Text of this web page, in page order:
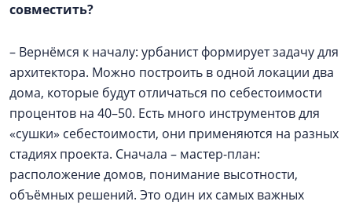
совместить?
– Вернёмся к началу: урбанист формирует задачу для
архитектора. Можно построить в одной локации два
дома, которые будут отличаться по себестоимости
процентов на 40–50. Есть много инструментов для
«сушки» себестоимости, они применяются на разных
стадиях проекта. Сначала – мастер-план:
расположение домов, понимание высотности,
объёмных решений. Это один их самых важных